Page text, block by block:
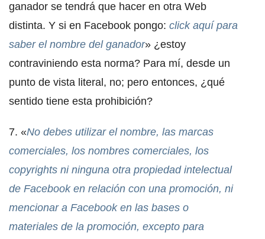
ganador se tendrá que hacer en otra Web
distinta. Y si en Facebook pongo: click aquí para
saber el nombre del ganador» ¿estoy
contraviniendo esta norma? Para mí, desde un
punto de vista literal, no; pero entonces, ¿qué
sentido tiene esta prohibición?
7. «No debes utilizar el nombre, las marcas
comerciales, los nombres comerciales, los
copyrights ni ninguna otra propiedad intelectual
de Facebook en relación con una promoción, ni
mencionar a Facebook en las bases o
materiales de la promoción, excepto para